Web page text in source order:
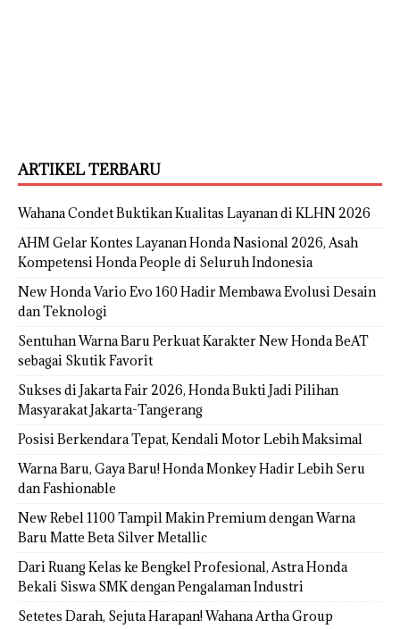
ARTIKEL TERBARU
Wahana Condet Buktikan Kualitas Layanan di KLHN 2026
AHM Gelar Kontes Layanan Honda Nasional 2026, Asah
Kompetensi Honda People di Seluruh Indonesia
New Honda Vario Evo 160 Hadir Membawa Evolusi Desain
dan Teknologi
Sentuhan Warna Baru Perkuat Karakter New Honda BeAT
sebagai Skutik Favorit
Sukses di Jakarta Fair 2026, Honda Bukti Jadi Pilihan
Masyarakat Jakarta-Tangerang
Posisi Berkendara Tepat, Kendali Motor Lebih Maksimal
Warna Baru, Gaya Baru! Honda Monkey Hadir Lebih Seru
dan Fashionable
New Rebel 1100 Tampil Makin Premium dengan Warna
Baru Matte Beta Silver Metallic
Dari Ruang Kelas ke Bengkel Profesional, Astra Honda
Bekali Siswa SMK dengan Pengalaman Industri
Setetes Darah, Sejuta Harapan! Wahana Artha Group